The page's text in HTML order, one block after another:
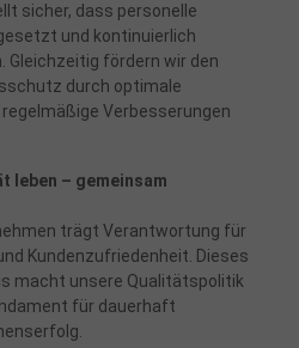
sicher, dass personelle
und kontinuierlich
fördern wir den
durch optimale
Verbesserungen
leben – gemeinsam
trägt Verantwortung für
Kundenzufriedenheit. Dieses
macht unsere Qualitätspolitik
für dauerhaft